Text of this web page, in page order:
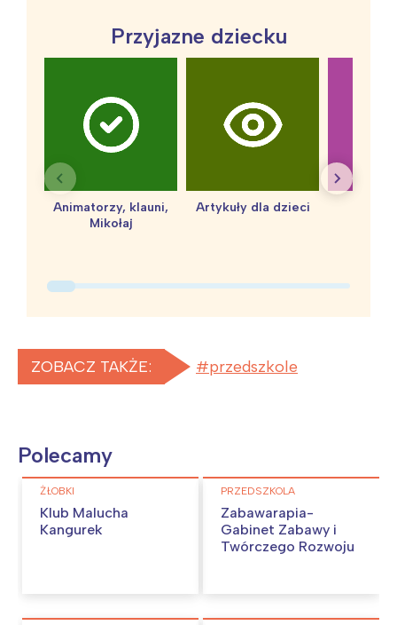
Przyjazne dziecku
Animatorzy, klauni,
Mikołaj
Artykuły dla dzieci
ZOBACZ TAKŻE: przedszkole
Polecamy
ŻŁOBKI
Klub Malucha
Kangurek
PRZEDSZKOLA
Zabawarapia-
Gabinet Zabawy i
Twórczego Rozwoju